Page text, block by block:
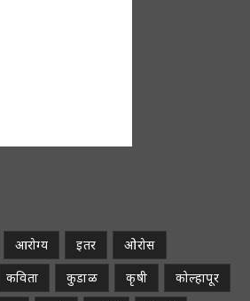
आरोग्य इतर
ओरोस
कविता कुडाळ कृषी
कोल्हापूर